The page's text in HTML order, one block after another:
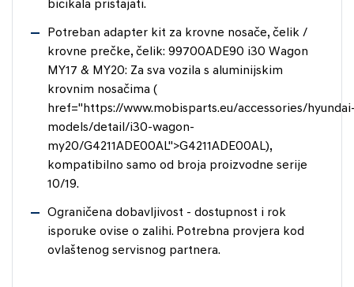
bicikala pristajati.
Potreban adapter kit za krovne nosače, čelik /
krovne prečke, čelik: 99700ADE90 i30 Wagon
MY17 & MY20: Za sva vozila s aluminijskim
krovnim nosačima (
href="https://www.mobisparts.eu/accessories/
models/detail/i30-wagon-
my20/G4211ADE00AL">G4211ADE00AL),
kompatibilno samo od broja proizvodne serije
10/19.
Ograničena dobavljivost - dostupnost i rok
isporuke ovise o zalihi. Potrebna provjera kod
ovlaštenog servisnog partnera.